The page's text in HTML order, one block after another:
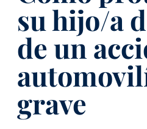
su hijo/a
de un
grave